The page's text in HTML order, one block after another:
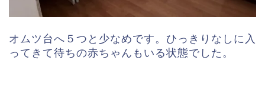
オムツ台へ５つと少なめです。ひっきりなしに入
ってきて待ちの赤ちゃんもいる状態でした。